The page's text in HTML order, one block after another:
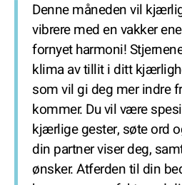
Denne måneden vil
vibrere med en vakker
fornyet harmoni!
klima av tillit i ditt
som vil gi deg mer indre
kommer. Du vil være
kjærlige gester, søte ord
din partner viser deg,
ønsker. Atferden til din